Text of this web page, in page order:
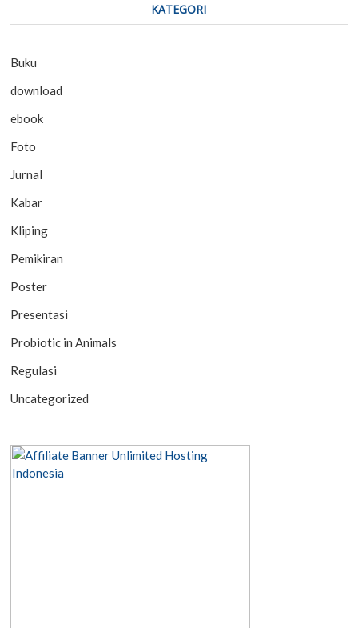
KATEGORI
Buku
download
ebook
Foto
Jurnal
Kabar
Kliping
Pemikiran
Poster
Presentasi
Probiotic in Animals
Regulasi
Uncategorized